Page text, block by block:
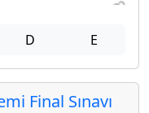
D E
Final Sınavı